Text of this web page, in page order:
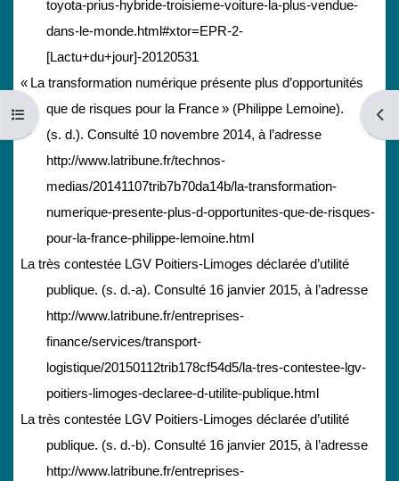
Open course index
toyota-prius-hybride-troisieme-voiture-la-plus-vendue-
dans-le-monde.html#xtor=EPR-2-
[Lactu+du+jour]-20120531
« La transformation numérique présente plus d’opportunités
que de risques pour la France » (Philippe Lemoine).
(s. d.). Consulté 10 novembre 2014, à l’adresse
http://www.latribune.fr/technos-
medias/20141107trib7b70da14b/la-transformation-
numerique-presente-plus-d-opportunites-que-de-risques-
pour-la-france-philippe-lemoine.html
La très contestée LGV Poitiers-Limoges déclarée d’utilité
publique. (s. d.-a). Consulté 16 janvier 2015, à l’adresse
http://www.latribune.fr/entreprises-
finance/services/transport-
logistique/20150112trib178cf54d5/la-tres-contestee-lgv-
poitiers-limoges-declaree-d-utilite-publique.html
La très contestée LGV Poitiers-Limoges déclarée d’utilité
publique. (s. d.-b). Consulté 16 janvier 2015, à l’adresse
http://www.latribune.fr/entreprises-